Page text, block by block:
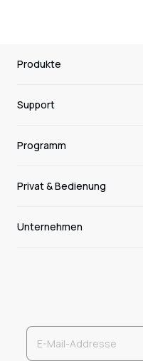
Produkte
Support
Programm
Privat & Bedienung
Unternehmen